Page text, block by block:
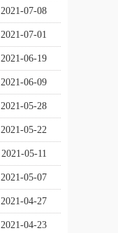
2021-07-08
2021-07-01
2021-06-19
2021-06-09
2021-05-28
2021-05-22
2021-05-11
2021-05-07
2021-04-27
2021-04-23